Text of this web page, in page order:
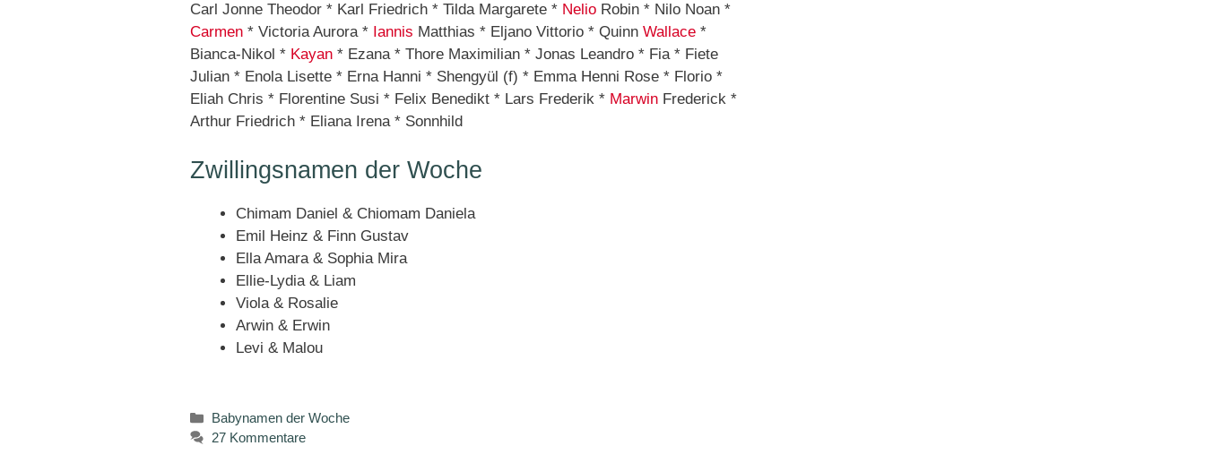
Carl Jonne Theodor * Karl Friedrich * Tilda Margarete * Nelio Robin * Nilo Noan *
Carmen * Victoria Aurora * Iannis Matthias * Eljano Vittorio * Quinn Wallace *
Bianca-Nikol * Kayan * Ezana * Thore Maximilian * Jonas Leandro * Fia * Fiete
Julian * Enola Lisette * Erna Hanni * Shengyül (f) * Emma Henni Rose * Florio *
Eliah Chris * Florentine Susi * Felix Benedikt * Lars Frederik * Marwin Frederick *
Arthur Friedrich * Eliana Irena * Sonnhild
Zwillingsnamen der Woche
Chimam Daniel & Chiomam Daniela
Emil Heinz & Finn Gustav
Ella Amara & Sophia Mira
Ellie-Lydia & Liam
Viola & Rosalie
Arwin & Erwin
Levi & Malou
Kategorien
Babynamen der Woche
27 Kommentare